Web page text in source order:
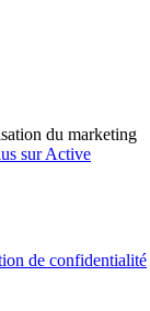
du marketing
sur Active
de confidentialité